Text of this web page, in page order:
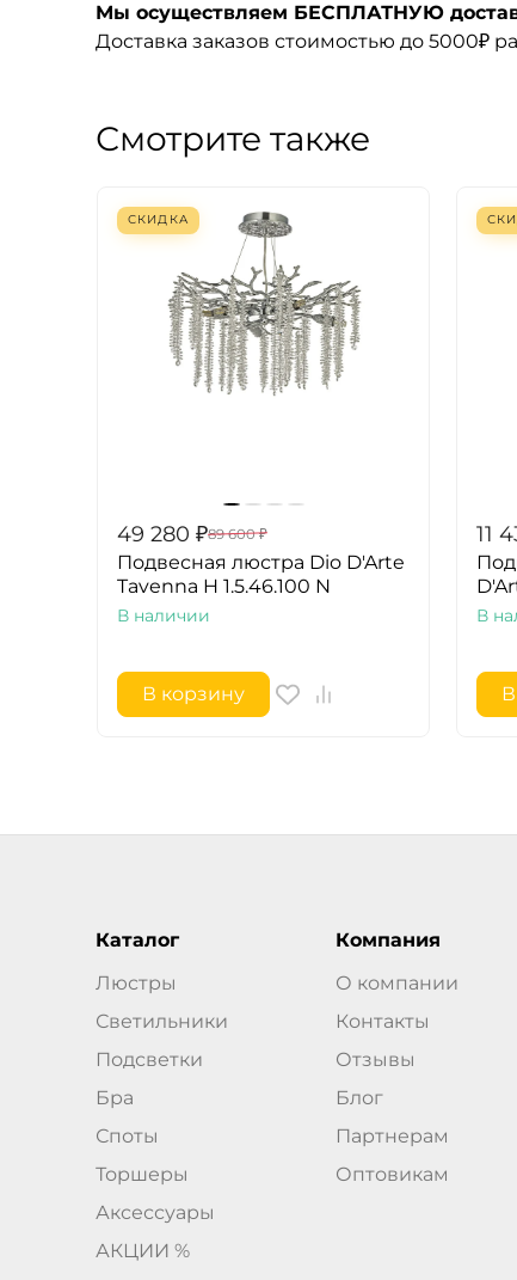
Мы осуществляем БЕСПЛАТНУЮ
Доставка заказов стоимостью до 5000₽
Смотрите также
СКИДКА
49 280 ₽89 600 ₽
Подвесная люстра Dio D'Arte
Tavenna H 1.5.46.100 N
В наличии
В корзину
11
В
Каталог
Люстры
Светильники
Подсветки
Бра
Споты
Торшеры
Аксессуары
АКЦИИ %
Компания
О компании
Контакты
Отзывы
Блог
Партнерам
Оптовикам